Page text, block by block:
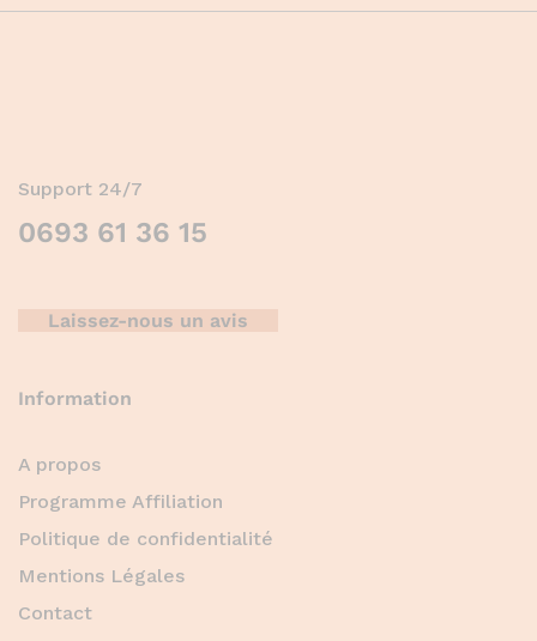
Support 24/7
0693 61 36 15
Laissez-nous un avis
Information
A propos
Programme Affiliation
Politique de confidentialité
Mentions Légales
Contact